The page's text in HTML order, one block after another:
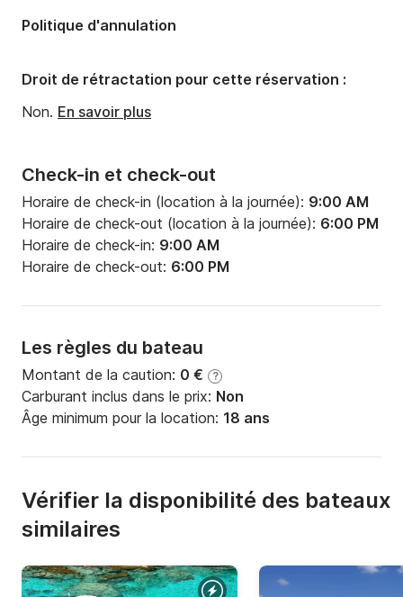
terminée.
- Si les bateaux ne sortent pas en raison des
conditions météorologiques, vous serez remboursé.
permis de conduire valide.
Nous disposons de gilets de sauvetage pour tous les
âges. Nous vous expliquerons tous les détails de la
sécurité et du voyage lors de notre rencontre avant
votre départ.
Nous nous assurerons que tout est bien compris
temps libre.
La capacité maximale de ce bateau est de 12
personnes.
Vous pouvez choisir la durée de location qui
votre budget.
Check-in et check-out
Horaire de check-in (location à la journée): 9:00 AM
Horaire de check-out (location à la journée): 6:00 PM
Horaire de check-in: 9:00 AM
Horaire de check-out: 6:00 PM
Les règles du bateau
Montant de la caution: 0 € ?
Carburant inclus dans le prix: Non
Âge minimum pour la location: 18 ans
Politique d'annulation
Droit de rétractation pour cette réservation :
Non. En savoir plus
Vérifier la disponibilité des bateaux
similaires